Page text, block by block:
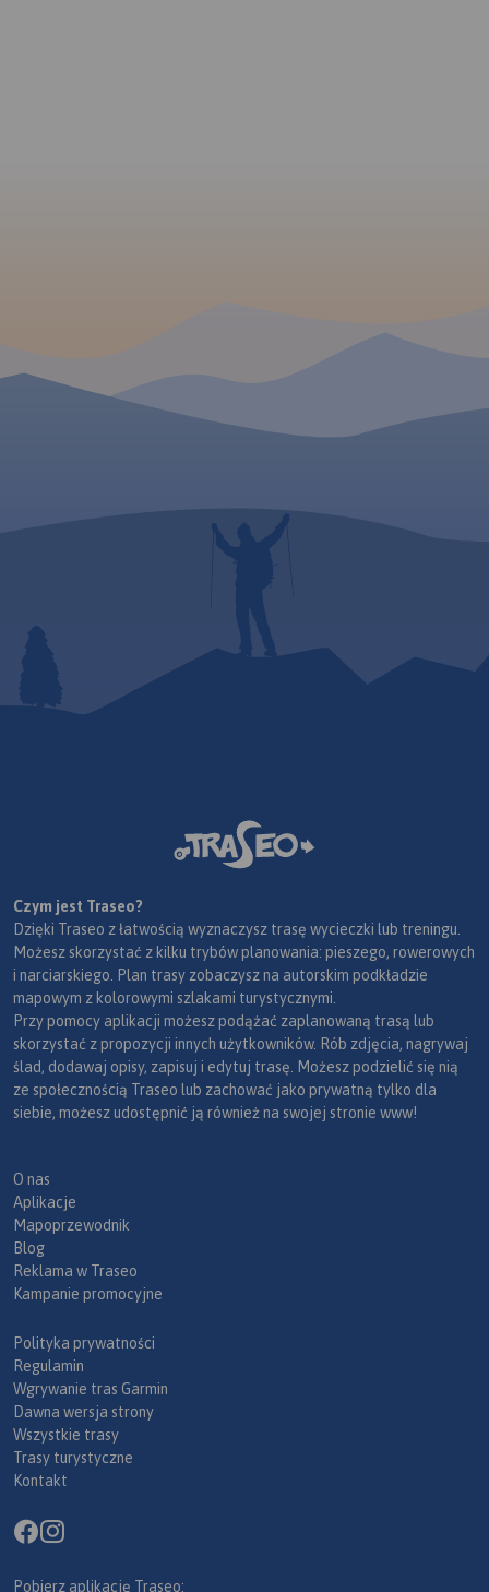
Czym jest Traseo?
Dzięki Traseo z łatwością wyznaczysz trasę wycieczki lub treningu.
Możesz skorzystać z kilku trybów planowania: pieszego, rowerowych
i narciarskiego. Plan trasy zobaczysz na autorskim podkładzie
mapowym z kolorowymi szlakami turystycznymi.
Przy pomocy aplikacji możesz podążać zaplanowaną trasą lub
skorzystać z propozycji innych użytkowników. Rób zdjęcia, nagrywaj
ślad, dodawaj opisy, zapisuj i edytuj trasę. Możesz podzielić się nią
ze społecznością Traseo lub zachować jako prywatną tylko dla
siebie, możesz udostępnić ją również na swojej stronie www!
O nas
Aplikacje
Mapoprzewodnik
Blog
Reklama w Traseo
Kampanie promocyjne
Polityka prywatności
Regulamin
Wgrywanie tras Garmin
Dawna wersja strony
Wszystkie trasy
Trasy turystyczne
Kontakt
Pobierz aplikację Traseo: